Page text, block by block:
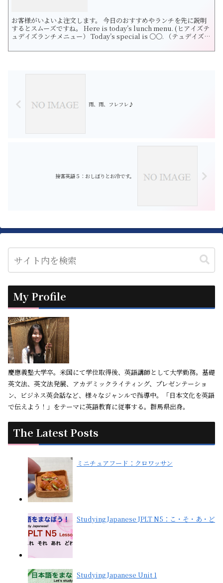
お客様がいよいよ注文します。 今日のおすすめやランチを先に説明
するとスムーズですね。 Here is today’s lunch menu. (ヒアイズテ
ュデイズランチメニュー） Today’s special is ○○. （テュデイズス
お客様から何がおすすめですか？ What is your recommendatio...
雨、雨、フレフレ♪
接客英語５：おしぼりとお冷です。
My Profile
慶應義塾大学卒。米国にて学位取得後、英語講師として大学勤務。基礎
英文法、英文法発展、アカデミックライティング、プレゼンテーショ
ン、ビジネス英会話など、様々なジャンルで指導中。「日本文化を英語
で伝えよう！」をテーマに英語教育に従事する。群馬県出身。
The Latest Posts
ミニチュアフード：クロワッサン
Studying Japanese JPLT N5：こ・そ・あ・ど
Studying Japanese Unit 1